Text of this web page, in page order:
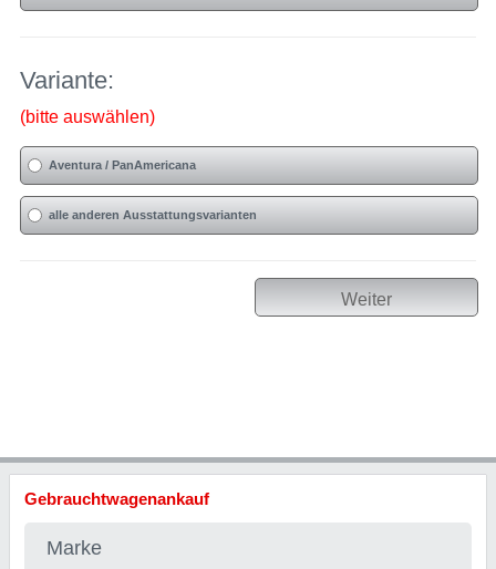
Variante:
(bitte auswählen)
Aventura / PanAmericana
alle anderen Ausstattungsvarianten
Weiter
Gebrauchtwagenankauf
Marke